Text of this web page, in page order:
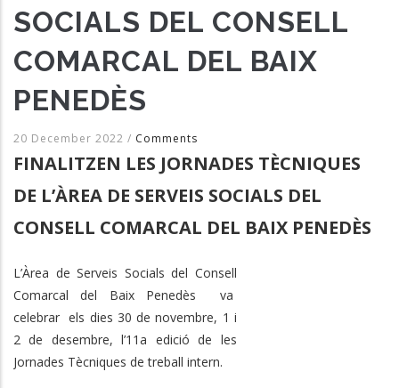
SOCIALS DEL CONSELL
COMARCAL DEL BAIX
PENEDÈS
20 December 2022 / Comments
FINALITZEN LES JORNADES TÈCNIQUES
DE L’ÀREA DE SERVEIS SOCIALS DEL
CONSELL COMARCAL DEL BAIX PENEDÈS
L’Àrea de Serveis Socials del Consell
Comarcal del Baix Penedès va
celebrar els dies 30 de novembre, 1 i
2 de desembre, l’11a edició de les
Jornades Tècniques de treball intern.